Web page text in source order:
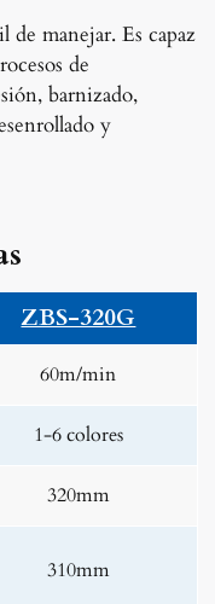
de manejar. Es capaz
de
barnizado,
y
ZBS-320G
60m/min
1-6 colores
320mm
310mm